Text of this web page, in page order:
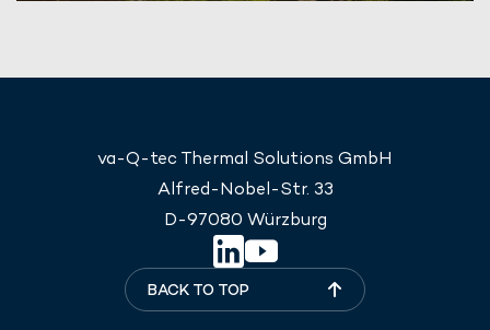
va-Q-tec Thermal Solutions GmbH
Alfred-Nobel-Str. 33
D-97080 Würzburg
BACK TO TOP